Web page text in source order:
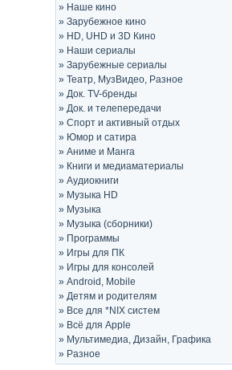
» Наше кино
» Зарубежное кино
» HD, UHD и 3D Кино
» Наши сериалы
» Зарубежные сериалы
» Театр, МузВидео, Разное
» Док. TV-бренды
» Док. и телепередачи
» Спорт и активный отдых
» Юмор и сатира
» Аниме и Манга
» Книги и медиаматериалы
» Аудиокниги
» Музыка HD
» Музыка
» Музыка (сборники)
» Программы
» Игры для ПК
» Игры для консолей
» Android, Mobile
» Детям и родителям
» Все для *NIX систем
» Всё для Apple
» Мультимедиа, Дизайн, Графика
» Разное